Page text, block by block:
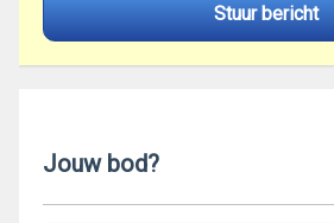
Stuur bericht
Jouw bod?